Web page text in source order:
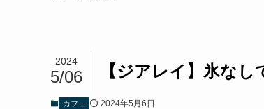
【ジアレイ】氷な
2024
5/06
カフェ 2024年5月6日